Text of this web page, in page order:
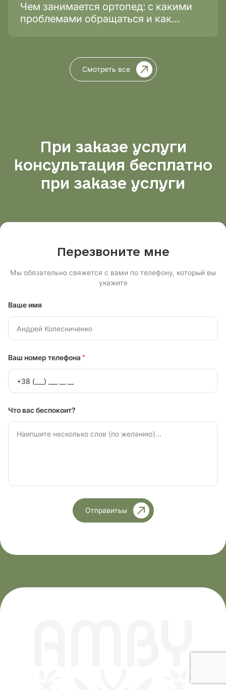
Чем занимается ортопед: с какими
проблемами обращаться и как
Смотреть все
При заказе услуги
консультация бесплатно
при заказе услуги
Перезвоните мне
Мы обязательно свяжется с вами по телефону, который вы
укажите
Ваше имя
Ваш номер телефона *
Что вас беспокоит?
Отправитьы